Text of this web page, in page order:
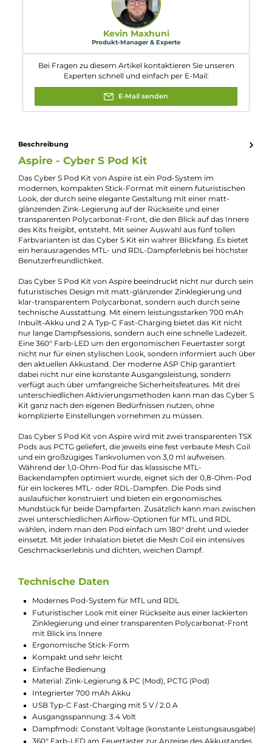
Beschreibung
Aspire - Cyber S Pod Kit
Das Cyber S Pod Kit von Aspire ist ein Pod-System im
modernen, kompakten Stick-Format mit einem futuristischen
Look, der durch seine elegante Gestaltung mit einer matt-
glänzenden Zink-Legierung auf der Rückseite und einer
transparenten Polycarbonat-Front, die den Blick auf das
Farbvarianten ist das Cyber S Kit ein wahrer Blickfang. Es
ein herausragendes MTL- und RDL-Dampferlebnis bei
Benutzerfreundlichkeit.
Das Cyber S Pod Kit von Aspire beeindruckt nicht nur durch
futuristisches Design mit matt-glänzender Zinklegierung und
klar-transparentem Polycarbonat, sondern auch durch seine
technische Ausstattung. Mit einem leistungsstarken 700 mAh
Inbuilt-Akku und 2 A Typ-C Fast-Charging bietet das Kit nicht
nur lange Dampfsessions, sondern auch eine schnelle
Eine 360° Farb-LED um den ergonomischen Feuertaster sorgt
nicht nur für einen stylischen Look, sondern informiert auch
den aktuellen Akkustand. Der moderne ASP Chip garantiert
dabei nicht nur eine konstante Ausgangsleistung, sondern
verfügt auch über umfangreiche Sicherheitsfeatures. Mit drei
9. Wie erfolgt die Befüllung der Pods des Aspire Cyber S
Die Pods des Aspire Cyber S Pod Kits verfügen über ein
komfortables Side-Fill-System, das eine einfache und saubere
Befüllung des 3,0 ml Tankvolumens ermöglicht.
10. Welche Größe und Gewicht hat das Aspire Cyber S
Kit?
einem handlichen und leichten Begleiter für unterwegs macht.
Eigenschaften
Akkuform:
Interner Akku
Akkukapazität:
Bauform:
Box-Mod
, Pod-System
Besondere Optik
Füllvolumen:
3ml
Geregelter Akkuträger:
Zugverhalten:
Mouth-to-Lung
Experte für dieses Produkt
Kevin Maxhuni
Produkt-Manager & Experte
Bei Fragen zu diesem Artikel kontaktieren Sie unseren
Experten schnell und einfach per E-Mail:
E-Mail senden